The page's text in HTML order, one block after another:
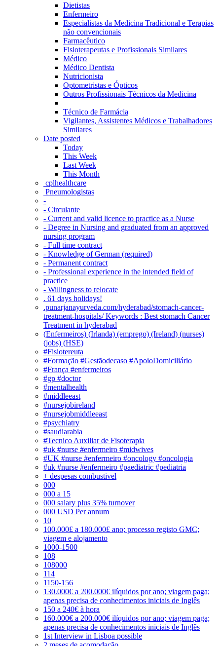
Dietistas
Enfermeiro
Especialistas da Medicina Tradicional e Terapias
não convencionais
Farmacêutico
Fisioterapeutas e Profissionais Similares
Médico
Médico Dentista
Nutricionista
Optometristas e Ópticos
Outros Profissionais Técnicos da Medicina
Técnico de Farmácia
Vigilantes, Assistentes Médicos e Trabalhadores
Similares
Date posted
Today
This Week
Last Week
This Month
‎ cplhealthcare‬
Pneumologistas
-
- Circulante
- Current and valid licence to practice as a Nurse
- Degree in Nursing and graduated from an approved
nursing program
- Full time contract
- Knowledge of German (required)
- Permanent contract
- Professional experience in the intended field of
practice
- Willingness to relocate
. 61 days holidays!
.punarjanayurveda.com/hyderabad/stomach-cancer-
treatment-hospitals/ Keywords : Best stomach Cancer
Treatment in hyderabad
(Enfermeiros) (Irlanda) (emprego) (Ireland) (nurses)
(jobs) (HSE)
#Fisiotereuta
#Formação #Gestãodecaso #ApoioDomiciliário
#França #enfermeiros
#gp #doctor
#mentalhealth
#middleeast
#nursejobireland
#nursejobmiddleeast
#psychiatry
#saudiarabia
#Tecnico Auxiliar de Fisoterapia
#uk #nurse #enfermeiro #midwives
#UK #nurse #enfermeiro #oncology #oncologia
#uk #nurse #enfermeiro #paediatric #pediatria
+ despesas combustivel
000
000 a 15
000 salary plus 35% turnover
000 USD Per annum
10
100.000£ a 180.000£ ano; processo registo GMC;
viagem e alojamento
1000-1500
108
108000
114
1150-156
130.000€ a 200.000€ ilíquidos por ano; viagem paga;
apenas precisa de conhecimentos iniciais de Inglês
150 a 240€ à hora
160.000€ a 200.000€ ilíquidos por ano; viagem paga;
apenas precisa de conhecimentos iniciais de Inglês
1st Interview in Lisboa possible